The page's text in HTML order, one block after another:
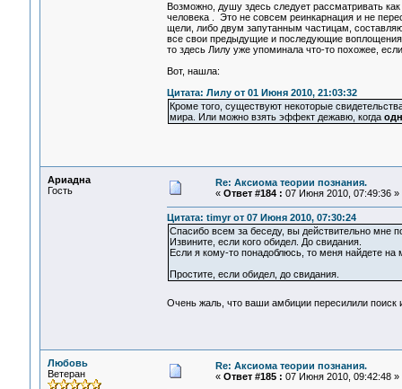
Возможно, душу здесь следует рассматривать
человека . Это не совсем реинкарнация и не
щели, либо двум запутанным частицам,
все свои предыдущие и последующие
то здесь Лилу уже упоминала что-то похожее,
Вот, нашла:
Цитата: Лилу от 01 Июня 2010, 21:03:32
Кроме того, существуют некоторые
мира. Или можно взять эффект дежавю, когда
Ариадна
Гость
Re: Аксиома теории познания.
« Ответ #184 : 07 Июня 2010, 07:49:36 »
Цитата: timyr от 07 Июня 2010, 07:30:24
Спасибо всем за беседу, вы действительно мне
Извините, если кого обидел. До свидания.
Если я кому-то понадоблюсь, то меня найдете
Простите, если обидел, до свидания.
Очень жаль, что ваши амбиции пересилили
Любовь
Ветеран
Re: Аксиома теории познания.
« Ответ #185 : 07 Июня 2010, 09:42:48 »